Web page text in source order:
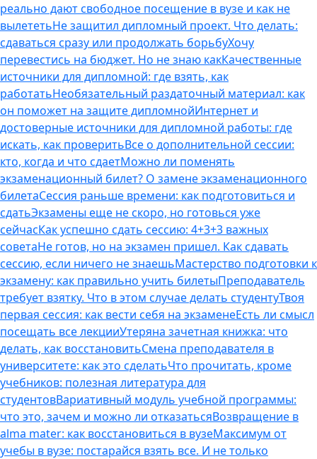
реально дают свободное посещение в вузе и как не
вылететьНе защитил дипломный проект. Что делать:
сдаваться сразу или продолжать борьбуХочу
перевестись на бюджет. Но не знаю какКачественные
источники для дипломной: где взять, как
работатьНеобязательный раздаточный материал: как
он поможет на защите дипломнойИнтернет и
достоверные источники для дипломной работы: где
искать, как проверитьВсе о дополнительной сессии:
кто, когда и что сдаетМожно ли поменять
экзаменационный билет? О замене экзаменационного
билетаСессия раньше времени: как подготовиться и
сдатьЭкзамены еще не скоро, но готовься уже
сейчасКак успешно сдать сессию: 4+3+3 важных
советаНе готов, но на экзамен пришел. Как сдавать
сессию, если ничего не знаешьМастерство подготовки к
экзамену: как правильно учить билетыПреподаватель
требует взятку. Что в этом случае делать студентуТвоя
первая сессия: как вести себя на экзаменеЕсть ли смысл
посещать все лекцииУтеряна зачетная книжка: что
делать, как восстановитьСмена преподавателя в
университете: как это сделатьЧто прочитать, кроме
учебников: полезная литература для
студентовВариативный модуль учебной программы:
что это, зачем и можно ли отказатьсяВозвращение в
alma mater: как восстановиться в вузеМаксимум от
учебы в вузе: постарайся взять все. И не только